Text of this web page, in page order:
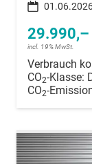
29.990,–
incl. 19% MwSt.
Verbrauch
CO2-Klasse:
CO2-